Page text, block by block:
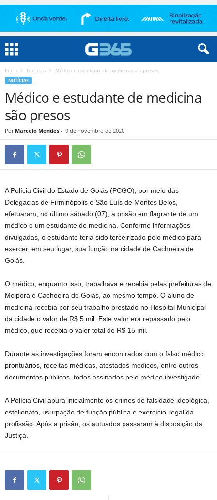
Início Notícias Médico e estudante de medicina são presos
NOTÍCIAS
Médico e estudante de medicina
são presos
Por Marcelo Mendes - 9 de novembro de 2020
A Polícia Civil do Estado de Goiás (PCGO), por meio das
Delegacias de Firminópolis e São Luís de Montes Belos,
efetuaram, no último sábado (07), a prisão em flagrante de um
médico e um estudante de medicina. Conforme informações
divulgadas, o estudante teria sido terceirizado pelo médico para
exercer, em seu lugar, sua função na cidade de Cachoeira de
Goiás.
O médico, enquanto isso, trabalhava e recebia pelas prefeituras de
Moiporá e Cachoeira de Goiás, ao mesmo tempo. O aluno de
medicina recebia por seu trabalho prestado no Hospital Municipal
da cidade o valor de R$ 5 mil. Este valor era repassado pelo
médico, que recebia o valor total de R$ 15 mil.
Durante as investigações foram encontrados com o falso médico
prontuários, receitas médicas, atestados médicos, entre outros
documentos públicos, todos assinados pelo médico investigado.
A Polícia Civil apura inicialmente os crimes de falsidade ideológica,
estelionato, usurpação de função pública e exercício ilegal da
profissão. Após a prisão, os autuados passaram à disposição da
Justiça.